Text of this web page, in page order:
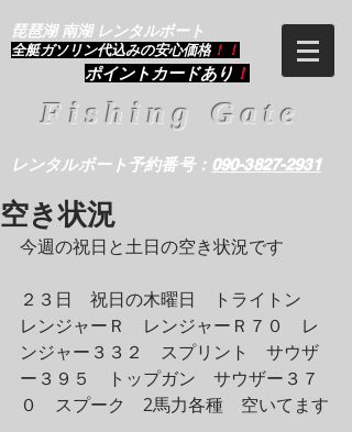
琵琶湖 南湖 レンタルボート
​全艇ガソリン代込みの安心価格 ！！
ポイントカードあり ！
Fishing Gate
レンタルボート予約番号： 090-3827-2931
空き状況
今週の祝日と土日の空き状況です
２３日　祝日の木曜日　トライトン
レンジャーＲ　レンジャーＲ７０　レ
ンジャー３３２　スプリント　サウザ
ー３９５　トップガン　サウザー３７
０　スプーク　2馬力各種　空いてます